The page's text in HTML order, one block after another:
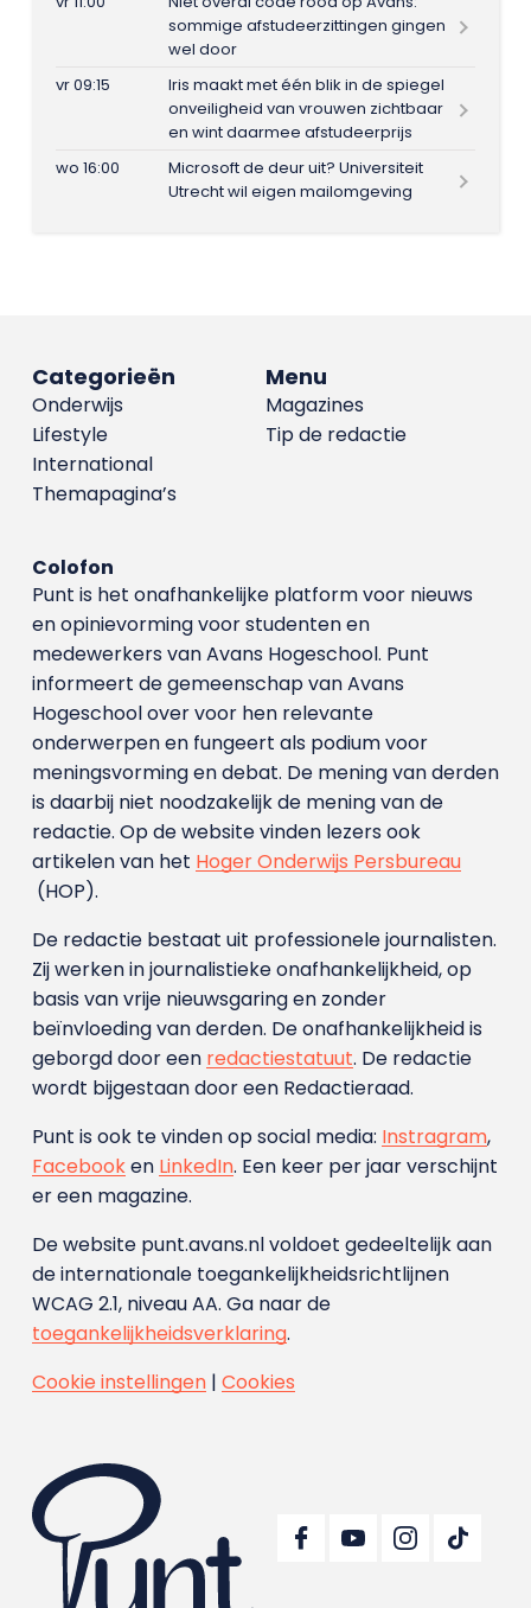
sommige afstudeerzittingen gingen
wel door
vr 09:15
Iris maakt met één blik in de spiegel
onveiligheid van vrouwen zichtbaar
en wint daarmee afstudeerprijs
wo 16:00
Microsoft de deur uit? Universiteit
Utrecht wil eigen mailomgeving
Menu
Magazines
Tip de redactie
Categorieën
Onderwijs
Lifestyle
International
Themapagina’s
Colofon
Punt is het onafhankelijke platform voor nieuws
en opinievorming voor studenten en
medewerkers van Avans Hoge­school. Punt
informeert de gemeenschap van Avans
Hogeschool over voor hen relevante
onderwerpen en fungeert als podium voor
meningsvorming en debat. De mening van derden
is daarbij niet noodzakelijk de mening van de
redactie. Op de website vinden lezers ook
artikelen van het Hoger Onderwijs Persbureau
(HOP).
De redactie bestaat uit professionele journalisten.
Zij werken in journalistieke onafhankelijkheid, op
basis van vrije nieuwsgaring en zonder
beïnvloeding van derden. De onafhankelijkheid is
geborgd door een redactiestatuut. De redactie
wordt bijgestaan door een Redactieraad.
Punt is ook te vinden op social media: Instragram,
Facebooken LinkedIn. Een keer per jaar verschijnt
er een magazine.
De website punt.avans.nl voldoet gedeeltelijk aan
de internationale toegankelijkheidsrichtlijnen
WCAG 2.1, niveau AA. Ga naar de
toegankelijkheidsverklaring.
Cookie instellingen| Cookies